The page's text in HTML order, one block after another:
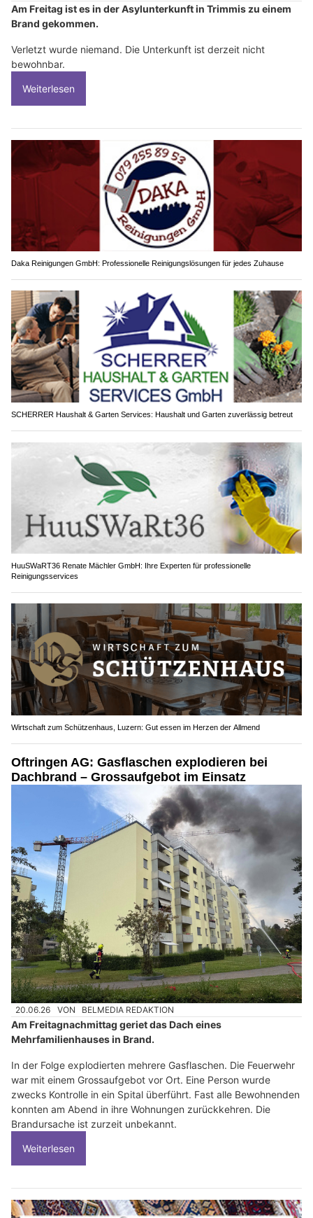
Am Freitag ist es in der Asylunterkunft in Trimmis zu einem
Brand gekommen.
Verletzt wurde niemand. Die Unterkunft ist derzeit nicht
bewohnbar.
Weiterlesen
Daka Reinigungen GmbH: Professionelle Reinigungslösungen für jedes Zuhause
SCHERRER Haushalt & Garten Services: Haushalt und Garten zuverlässig betreut
HuuSWaRT36 Renate Mächler GmbH: Ihre Experten für professionelle
Reinigungsservices
Wirtschaft zum Schützenhaus, Luzern: Gut essen im Herzen der Allmend
Oftringen AG: Gasflaschen explodieren bei
Dachbrand – Grossaufgebot im Einsatz
20.06.26 VON BELMEDIA REDAKTION
Am Freitagnachmittag geriet das Dach eines
Mehrfamilienhauses in Brand.
In der Folge explodierten mehrere Gasflaschen. Die Feuerwehr
war mit einem Grossaufgebot vor Ort. Eine Person wurde
zwecks Kontrolle in ein Spital überführt. Fast alle Bewohnenden
konnten am Abend in ihre Wohnungen zurückkehren. Die
Brandursache ist zurzeit unbekannt.
Weiterlesen